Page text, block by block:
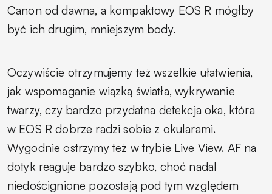
Canon od dawna, a kompaktowy EOS R mógłby
być ich drugim, mniejszym body.
Oczywiście otrzymujemy też wszelkie ułatwienia,
jak wspomaganie wiązką światła, wykrywanie
twarzy, czy bardzo przydatna detekcja oka, która
w EOS R dobrze radzi sobie z okularami.
Wygodnie ostrzymy też w trybie Live View. AF na
dotyk reaguje bardzo szybko, choć nadal
niedoścignione pozostają pod tym względem